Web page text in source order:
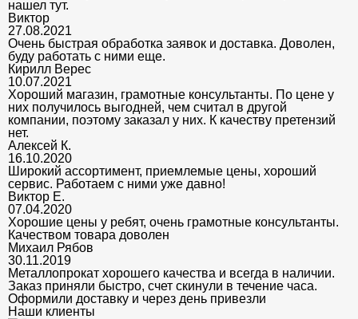
нашел тут.
Виктор
27.08.2021
Очень быстрая обработка заявок и доставка. Доволен,
буду работать с ними еще.
Кирилл Верес
10.07.2021
Хороший магазин, грамотные консультанты. По цене у
них получилось выгодней, чем считал в другой
компании, поэтому заказал у них. К качеству претензий
нет.
Алексей К.
16.10.2020
Широкий ассортимент, приемлемые цены, хороший
сервис. Работаем с ними уже давно!
Виктор Е.
07.04.2020
Хорошие цены у ребят, очень грамотные консультанты.
Качеством товара доволен
Михаил Рябов
30.11.2019
Металлопрокат хорошего качества и всегда в наличии.
Заказ приняли быстро, счет скинули в течение часа.
Оформили доставку и через день привезли
Наши клиенты